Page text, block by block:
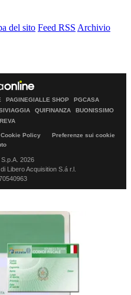
del sito Feed RSS Archivio
PAGINEGIALLE SHOP
PGCASA
QUIFINANZA
BUONISSIMO
Cookie Policy
Preferenze sui cookie
2026
Libero Acquisition S.á r.l.